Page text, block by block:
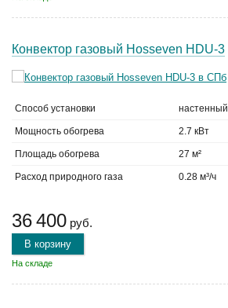
Конвектор газовый Hosseven HDU-3
Способ установки настенный
Мощность обогрева 2.7 кВт
Площадь обогрева 27 м²
Расход природного газа 0.28 м³/ч
36 400 руб.
В корзину
На складе